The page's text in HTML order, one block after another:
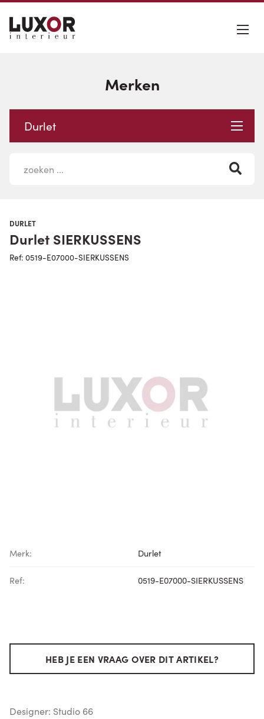
Merken
Durlet
DURLET
Durlet SIERKUSSENS
Ref: 0519-E07000-SIERKUSSENS
Merk: Durlet
Ref: 0519-E07000-SIERKUSSENS
HEB JE EEN VRAAG OVER DIT ARTIKEL?
Designer: Studio 66